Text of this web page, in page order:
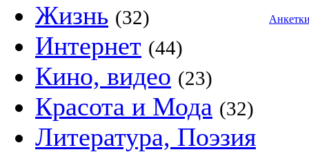
Жизнь (32)
Интернет (44)
Кино, видео (23)
Красота и Мода (32)
Литература, Поэзия